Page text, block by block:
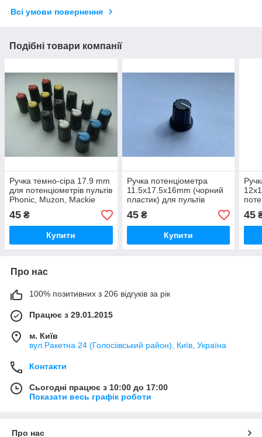
Всі умови повернення
Подібні товари компанії
Ручка темно-сіра 17.9 mm
для потенціометрів пультів
Phonic, Muzon, Mackie
(кольорова)
45 ₴
Купити
Ручка потенціометра
11.5x17.5x16mm (чорний
пластик) для пультів
45₴
Купити
45
Про нас
100% позитивних з 206 відгуків за рік
Працює з 29.01.2015
м. Київ
вул.Ракетна 24 (Голосіівський район), Київ, Україна
Контакти
Сьогодні працює з 10:00 до 17:00
Показати весь графік роботи
Про нас